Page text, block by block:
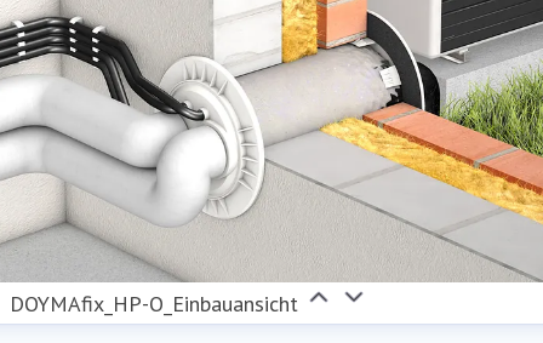
DOYMAfix_HP-O_Einbauansicht